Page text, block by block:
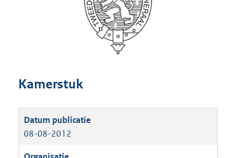
Kamerstuk
08-08-2012